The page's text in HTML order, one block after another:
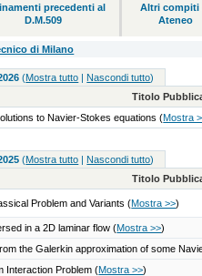
precedenti al
D.M.509
Altri compiti
Ateneo
di Milano
(Mostra tutto | Nascondi tutto)
Titolo
to Navier-Stokes equations(Mostra
(Mostra tutto | Nascondi tutto)
Titolo
Problem and Variants(Mostra >>)
in a 2D laminar flow(Mostra >>)
the Galerkin approximation of some
Interaction Problem(Mostra >>)